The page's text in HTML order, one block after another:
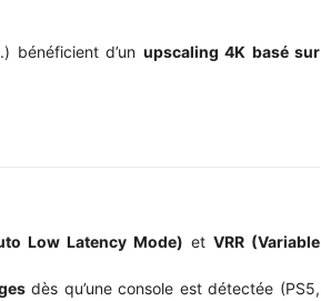
bénéficient d’un upscaling 4K basé sur
Low Latency Mode) et VRR (Variable
dès qu’une console est détectée (PS5,